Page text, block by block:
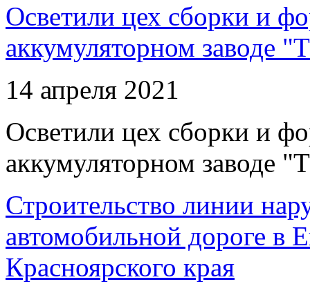
Осветили цех сборки и
аккумуляторном заводе
14 апреля 2021
Осветили цех сборки и
аккумуляторном заводе
Строительство линии
автомобильной дороге в
Красноярского края